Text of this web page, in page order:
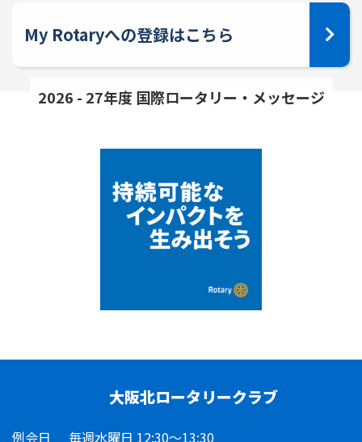
My Rotaryへの登録はこちら
2026 - 27年度 国際ロータリー・メッセージ
大阪北ロータリークラブ
例会日 毎週水曜日 12:30～13:30